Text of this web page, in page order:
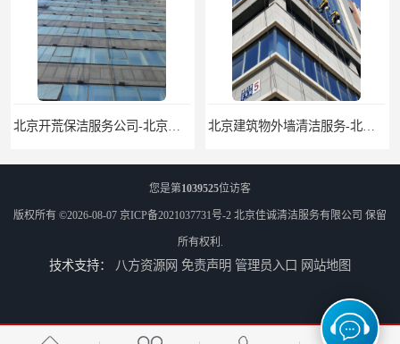
您是第1039525位访客
版权所有 ©2026-08-07 京ICP备2021037731号-2 北京佳诚清洁服务有限公司 保留
所有权利.
技术支持： 八方资源网 免责声明 管理员入口 网站地图